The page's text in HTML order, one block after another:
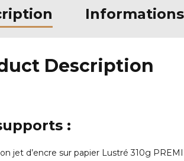
Description
:
jet d’encre sur papier Lustré 310g